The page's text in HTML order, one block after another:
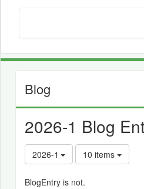
Blog
2026-1 Blog
2026-1 10 items
BlogEntry is not.